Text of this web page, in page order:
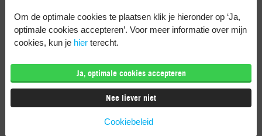
Samsung:
Samsung Galaxy A32
Samsung Galaxy S20 FE
Samsung Galaxy A52s
Samsung Galaxy A22
Om de optimale cookies te plaatsen klik je hieronder op ‘Ja,
optimale cookies accepteren’. Voor meer informatie over mijn
cookies, kun je hier terecht.
Ja, optimale cookies accepteren
Nee liever niet
Cookiebeleid